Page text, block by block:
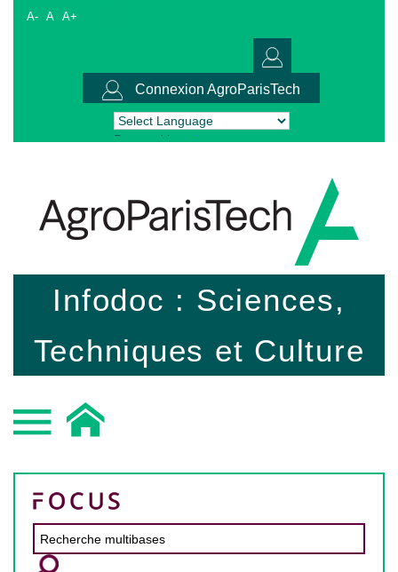
A- A A+
Connexion AgroParisTech
Powered by Translate
Infodoc : Sciences,
Techniques et Culture